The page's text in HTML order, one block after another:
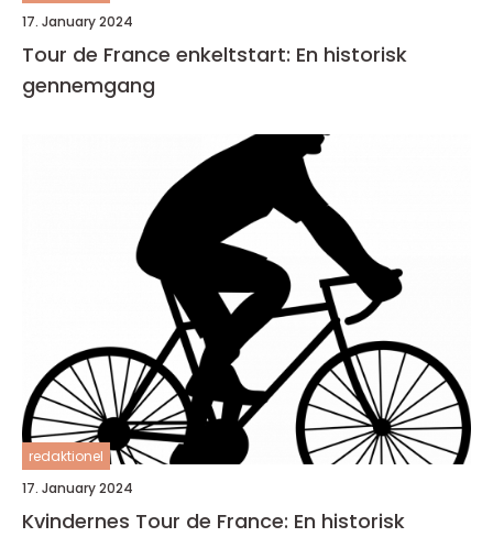
17. January 2024
Tour de France enkeltstart: En historisk
gennemgang
redaktionel
17. January 2024
Kvindernes Tour de France: En historisk